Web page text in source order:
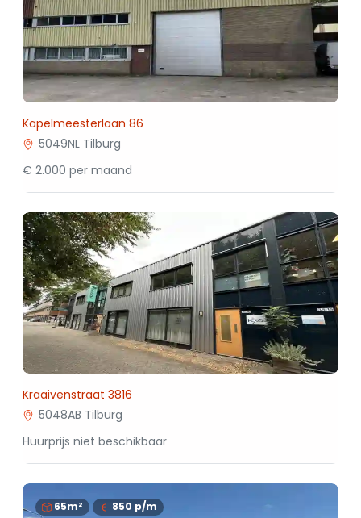
Kapelmeesterlaan 86
5049NL Tilburg
€ 2.000 per maand
Kraaivenstraat 3816
5048AB Tilburg
Huurprijs niet beschikbaar
65m² 850 p/m